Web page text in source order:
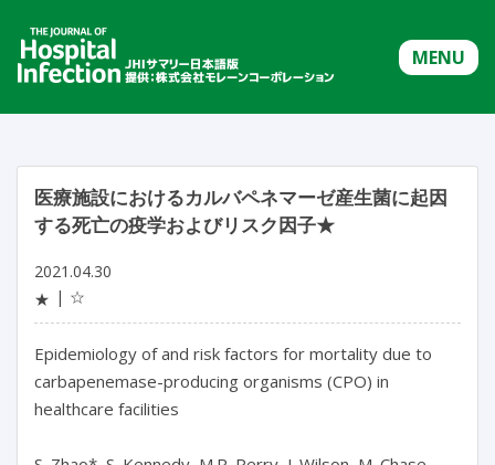
MENU
医療施設におけるカルバペネマーゼ産生菌に起因
する死亡の疫学およびリスク因子★
2021.04.30
★
☆
Epidemiology of and risk factors for mortality due to
carbapenemase-producing organisms (CPO) in
healthcare facilities